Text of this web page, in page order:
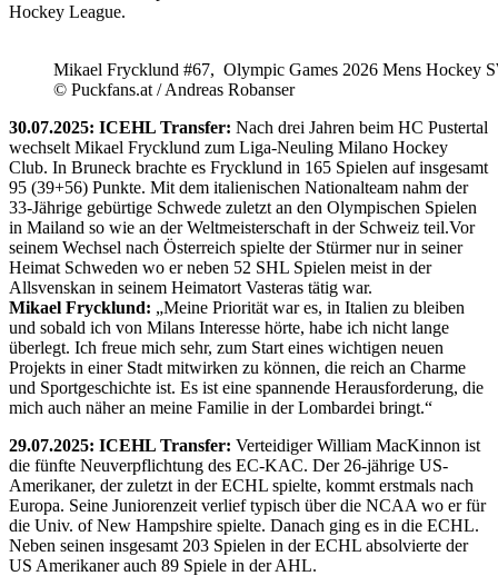
Hockey League.
Mikael Frycklund #67, Olympic Games 2026 Mens Hockey
© Puckfans.at / Andreas Robanser
30.07.2025: ICEHL Transfer: Nach drei Jahren beim HC Pustertal
wechselt Mikael Frycklund zum Liga-Neuling Milano Hockey
Club. In Bruneck brachte es Frycklund in 165 Spielen auf insgesamt
95 (39+56) Punkte. Mit dem italienischen Nationalteam nahm der
33-Jährige gebürtige Schwede zuletzt an den Olympischen Spielen
in Mailand so wie an der Weltmeisterschaft in der Schweiz teil.Vor
seinem Wechsel nach Österreich spielte der Stürmer nur in seiner
Heimat Schweden wo er neben 52 SHL Spielen meist in der
Allsvenskan in seinem Heimatort Vasteras tätig war.
Mikael Frycklund: „Meine Priorität war es, in Italien zu bleiben
und sobald ich von Milans Interesse hörte, habe ich nicht lange
überlegt. Ich freue mich sehr, zum Start eines wichtigen neuen
Projekts in einer Stadt mitwirken zu können, die reich an Charme
und Sportgeschichte ist. Es ist eine spannende Herausforderung, die
mich auch näher an meine Familie in der Lombardei bringt.“
29.07.2025: ICEHL Transfer: Verteidiger William MacKinnon ist
die fünfte Neuverpflichtung des EC-KAC. Der 26-jährige US-
Amerikaner, der zuletzt in der ECHL spielte, kommt erstmals nach
Europa. Seine Juniorenzeit verlief typisch über die NCAA wo er für
die Univ. of New Hampshire spielte. Danach ging es in die ECHL.
Neben seinen insgesamt 203 Spielen in der ECHL absolvierte der
US Amerikaner auch 89 Spiele in der AHL.